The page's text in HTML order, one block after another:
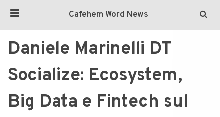
Cafehem Word News
Daniele Marinelli DT
Socialize: Ecosystem,
Big Data e Fintech sul